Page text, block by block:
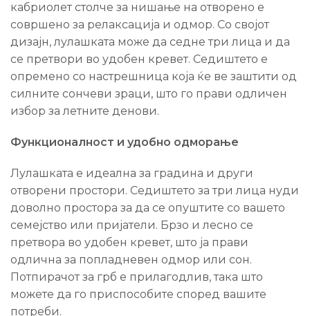
кабриолет столче за нишање на отворено е
совршено за релаксација и одмор. Со својот
дизајн, лулашката може да седне три лица и да
се претвори во удобен кревет. Седиштето е
опремено со настрешница која ќе ве заштити од
силните сончеви зраци, што го прави одличен
избор за летните денови.
Функционалност и удобно одморање
Лулашката е идеална за градина и други
отворени простори. Седиштето за три лица нуди
доволно простора за да се опуштите со вашето
семејство или пријатели. Брзо и лесно се
претвора во удобен кревет, што ја прави
одлична за попладневен одмор или сон.
Потпирачот за грб е прилагодлив, така што
можете да го приспособите според вашите
потреби.